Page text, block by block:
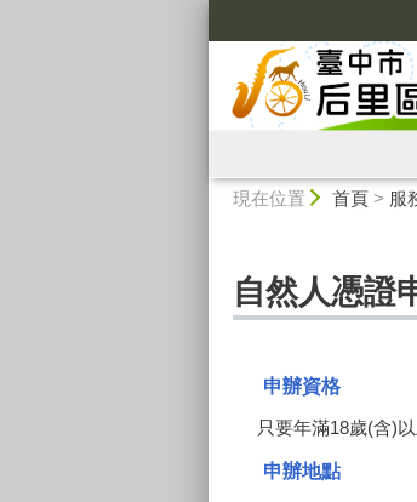
現在位置 首頁> 服
自然人憑證
申辦資格
只要年滿18歲(含)以
申辦地點